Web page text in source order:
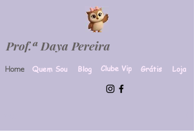
Home Loja
Clube Vip
Quem Sou Grátis
Blog
Prof.ª Daya Pereira